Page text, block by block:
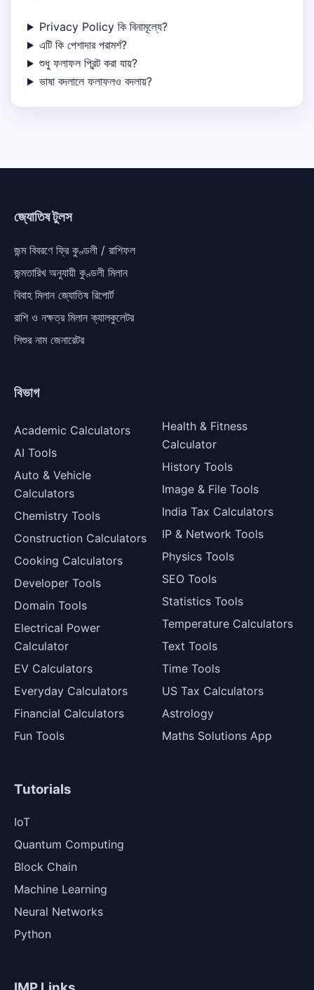
Privacy Policy কি বিনামূল্যে?
এটি কি পেশাদার পরামর্শ?
শুধু ফলাফল প্রিন্ট করা যায়?
ভাষা বদলালে ফলাফলও বদলায়?
জ্যোতিষ টুলস
জন্ম বিবরণে ফ্রি কুণ্ডলী / রাশিফল
জন্মতারিখ অনুযায়ী কুণ্ডলী মিলান
বিবাহ মিলান জ্যোতিষ রিপোর্ট
রাশি ও নক্ষত্র মিলান ক্যালকুলেটর
শিশুর নাম জেনারেটর
বিভাগ
Academic Calculators
AI Tools
Auto & Vehicle
Calculators
Chemistry Tools
Construction Calculators
Cooking Calculators
Developer Tools
Domain Tools
Electrical Power
Calculator
EV Calculators
Everyday Calculators
Financial Calculators
Fun Tools
Health & Fitness
Calculator
History Tools
Image & File Tools
India Tax Calculators
IP & Network Tools
Physics Tools
SEO Tools
Statistics Tools
Temperature Calculators
Text Tools
Time Tools
US Tax Calculators
Astrology
Maths Solutions App
Tutorials
IoT
Quantum Computing
Block Chain
Machine Learning
Neural Networks
Python